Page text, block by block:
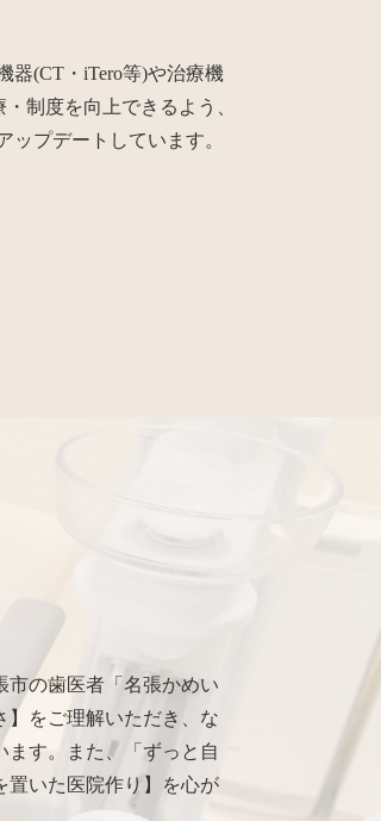
器(CT・iTero等)や治療機
制度を向上できるよう、
プデートしています。
市の歯医者「名張かめい
】をご理解いただき、な
ます。また、「ずっと自
置いた医院作り】を心が